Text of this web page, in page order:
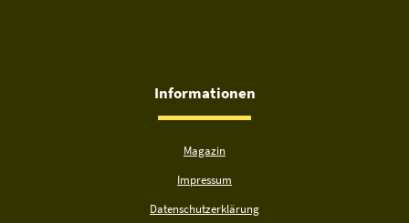
Informationen
Magazin
Impressum
Datenschutzerklärung